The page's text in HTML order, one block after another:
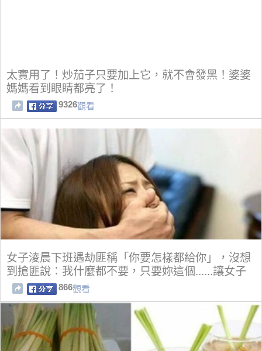
太實用了！炒茄子只要加上它，就不會發黑！婆婆
媽媽看到眼睛都亮了！
9326觀看
女子淩晨下班遇劫匪稱「你要怎樣都給你」，沒想
到搶匪說：我什麼都不要，只要妳這個......讓女子
傻眼
866觀看